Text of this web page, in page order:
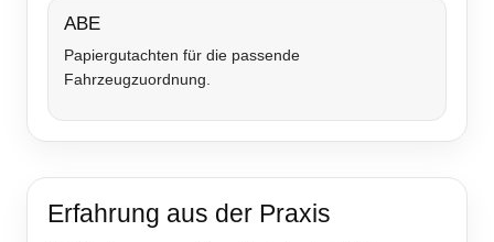
ABE
Papiergutachten für die passende
Fahrzeugzuordnung.
Erfahrung aus der Praxis